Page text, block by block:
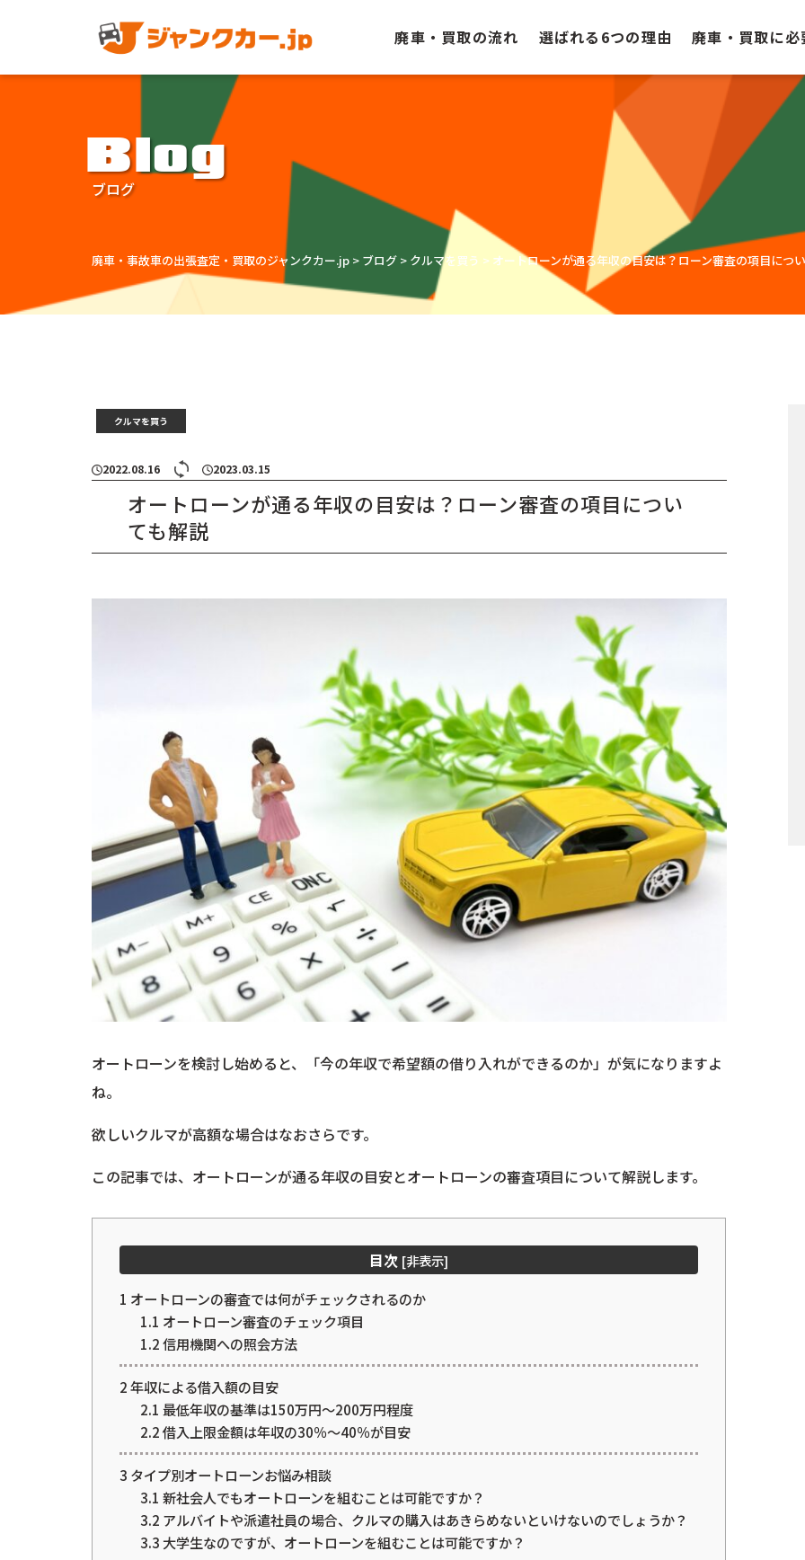
廃車・買取の流れ 選ばれる6つの理由 廃車・買取に必
Blog
ブログ
廃車・事故車の出張査定・買取のジャンクカー.jp > ブログ > クルマを買う > オートローンが通る年収の目安は？ローン審査の項目につ
クルマを買う
2022.08.16 2023.03.15
オートローンが通る年収の目安は？ローン審査の項目につい
ても解説
オートローンを検討し始めると、「今の年収で希望額の借り入れができるのか」が気になりますよ
ね。
欲しいクルマが高額な場合はなおさらです。
この記事では、オートローンが通る年収の目安とオートローンの審査項目について解説します。
目次 [非表示]
1 オートローンの審査では何がチェックされるのか
1.1 オートローン審査のチェック項目
1.2信用機関への照会方法
2年収による借入額の目安
2.1 最低年収の基準は150万円～200万円程度
2.2借入上限金額は年収の30％～40％が目安
3 タイプ別オートローンお悩み相談
3.1 新社会人でもオートローンを組むことは可能ですか？
3.2 アルバイトや派遣社員の場合、クルマの購入はあきらめないといけないのでしょうか？
3.3 大学生なのですが、オートローンを組むことは可能ですか？